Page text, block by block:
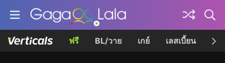
ฟรี BL/วาย เกย์ เลสเบี้ยน เค